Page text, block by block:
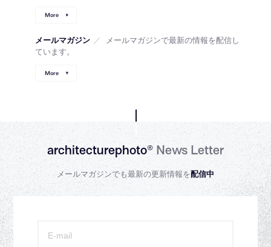
More
メールマガジン ／
メールマガジンで最新の情報を配信し
ています。
More
architecturephoto®News Letter
メールマガジンでも最新の更新情報を配信中